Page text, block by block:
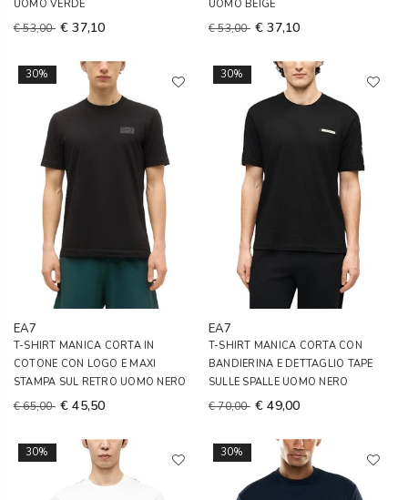
UOMO VERDE
€ 53,00 € 37,10
UOMO BEIGE
€ 53,00 € 37,10
30%
EA7
T-SHIRT MANICA CORTA IN
COTONE CON LOGO E MAXI
STAMPA SUL RETRO UOMO NERO
€ 65,00 € 45,50
30%
EA7
T-SHIRT MANICA CORTA CON
BANDIERINA E DETTAGLIO TAPE
SULLE SPALLE UOMO NERO
€ 70,00 € 49,00
30% 30%